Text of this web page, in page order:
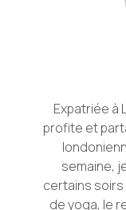
Expatriée à
profite et
semaine,
certains
de yoga, le